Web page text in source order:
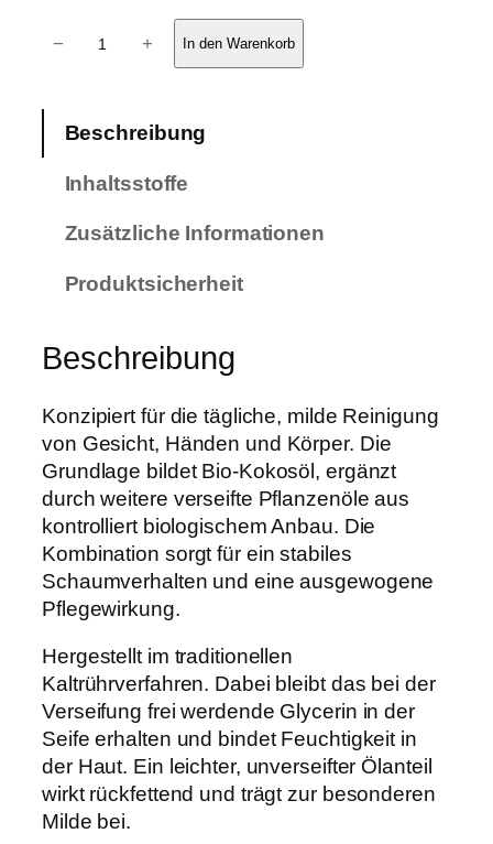
e
o
o
s
–
m
i
t
B
i
-
K
o
k
o
s
ö
− + In den Warenkorb
Beschreibung
Inhaltsstoffe
Zusätzliche Informationen
Produktsicherheit
Beschreibung
Konzipiert für die tägliche, milde Reinigung
von Gesicht, Händen und Körper. Die
Grundlage bildet Bio-Kokosöl, ergänzt
durch weitere verseifte Pflanzenöle aus
kontrolliert biologischem Anbau. Die
Kombination sorgt für ein stabiles
Schaumverhalten und eine ausgewogene
Pflegewirkung.
Hergestellt im traditionellen
Kaltrührverfahren. Dabei bleibt das bei der
Verseifung frei werdende Glycerin in der
Seife erhalten und bindet Feuchtigkeit in
der Haut. Ein leichter, unverseifter Ölanteil
wirkt rückfettend und trägt zur besonderen
Milde bei.